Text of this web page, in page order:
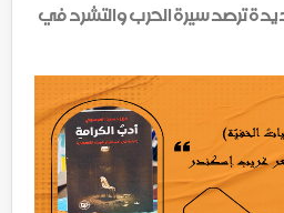
ترصد سيرة الحرب والتشرد في